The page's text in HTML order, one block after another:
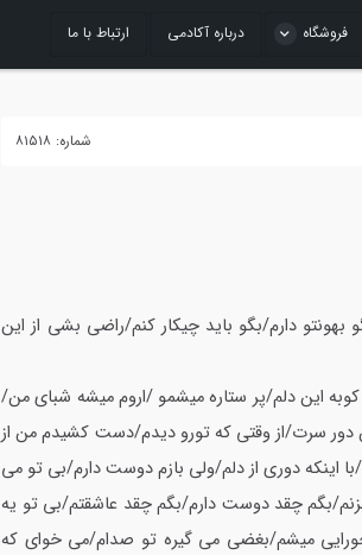
فروشگاه درباره آکادمی ارتباط با ما
شماره: ۸۱۵۱۸
دارم/بگو باید چیکار کنم/راضی بشی از این
این دلم/پر ستاره میشمو /اروم میشه شبای من/
سرت/از وقتی که تورو دیدم/دست کشیدم من از
دوری از دلم/ولی بازم دوست دارم/بی تو می
بگم چقد دوست دارم/بگم چقد عاشقتم/بی تو یه
میشم/بغضی می گیره تو صدام/می خوای که